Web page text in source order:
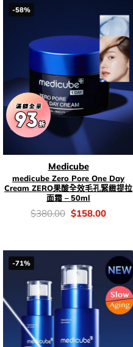
-58%
Medicube
medicube Zero Pore One Day
Cream ZERO果酸全效毛孔緊緻提拉
面霜 – 50ml
價
錢：
$380.00 Original
price
$158.00Current
-71%